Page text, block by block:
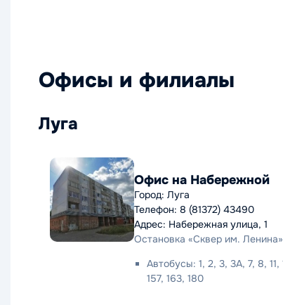
Офисы и филиалы
Луга
Офис на Набережной
Город: Луга
Телефон: 8 (81372) 43490
Адрес: Набережная улица, 1
Остановка «Сквер им. Ленина»
Автобусы: 1, 2, 3, 3А, 7, 8, 11,
157, 163, 180